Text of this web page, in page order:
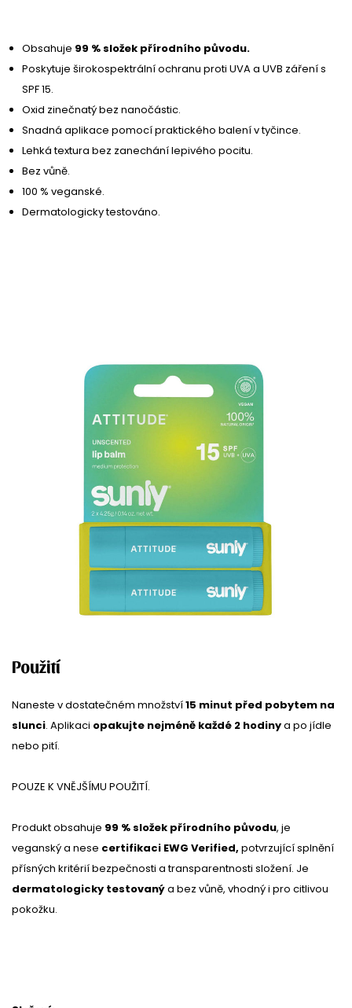
Obsahuje 99 % složek přírodního původu.
Poskytuje širokospektrální ochranu proti UVA a UVB záření s
SPF 15.
Oxid zinečnatý bez nanočástic.
Snadná aplikace pomocí praktického balení v tyčince.
Lehká textura bez zanechání lepivého pocitu.
Bez vůně.
100 % veganské.
Dermatologicky testováno.
Použití
Naneste v dostatečném množství15 minut před pobytem na
slunci. Aplikaci opakujte nejméně každé 2 hodinya po jídle
nebo pití.
POUZE K VNĚJŠÍMU POUŽITÍ.
Produkt obsahuje 99 % složek přírodního původu, je
veganský a nese certifikaci EWG Verified, potvrzující splnění
přísných kritérií bezpečnosti a transparentnosti složení. Je
dermatologicky testovanýa bez vůně, vhodný i pro citlivou
pokožku.